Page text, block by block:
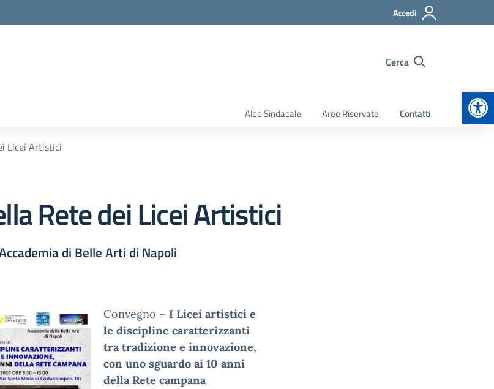
Accedi
Cerca
Albo Sindacale Aree Riservate Contatti
Licei Artistici
Rete dei Licei Artistici
di Belle Arti di Napoli
Convegno – I Licei artistici e
le discipline caratterizzanti
tra tradizione e innovazione,
con uno sguardo ai 10 anni
della Rete campana